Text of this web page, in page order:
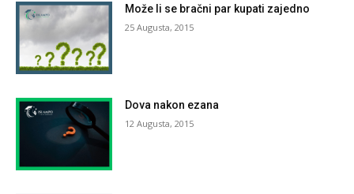
Može li se bračni par kupati zajedno
25 Augusta, 2015
Dova nakon ezana
12 Augusta, 2015